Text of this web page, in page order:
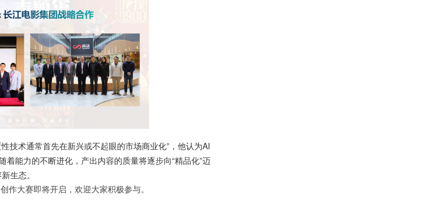
技术通常首先在新兴或不起眼的市场商业化”，他认为AI
能力的不断进化，产出内容的质量将逐步向“精品化”迈
生态。
作大赛即将开启，欢迎大家积极参与。